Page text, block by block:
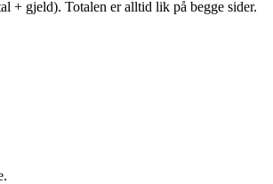
+ gjeld). Totalen er alltid lik på begge sider.